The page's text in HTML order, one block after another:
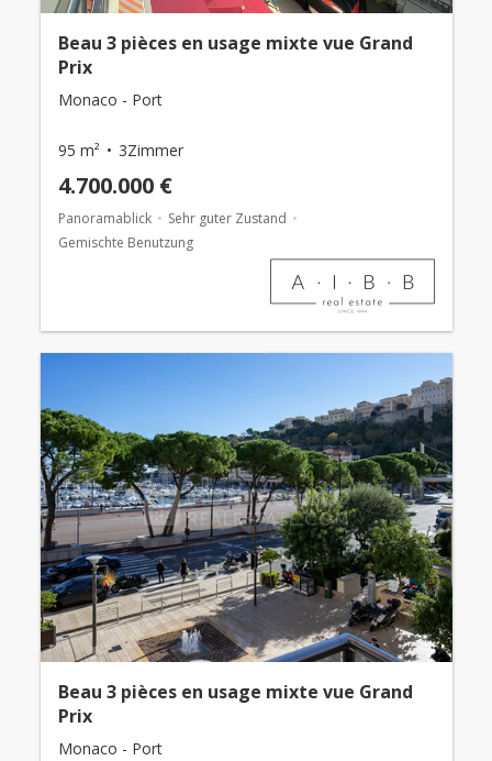
Beau 3 pièces en usage mixte vue Grand
Prix
Monaco - Port
95 m² 3Zimmer
4.700.000 €
Panoramablick
Sehr guter Zustand
Gemischte Benutzung
Beau 3 pièces en usage mixte vue Grand
Prix
Monaco - Port